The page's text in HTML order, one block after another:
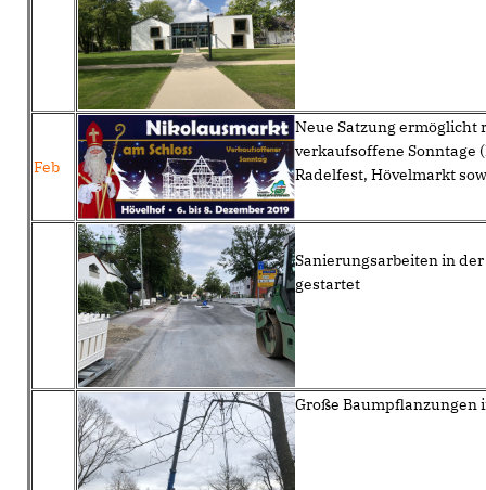
Feb
Neue Satzung ermöglicht
verkaufsoffene Sonntage
Radelfest, Hövelmarkt
Sanierungsarbeiten in
gestartet
Große Baumpflanzungen